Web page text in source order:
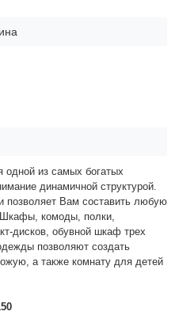
одной из самых богатых
динамичной структурой.
позволяет Вам составить любую
комоды, полки,
дисков, обувной шкаф трех
позволяют создать
а также комнату для детей